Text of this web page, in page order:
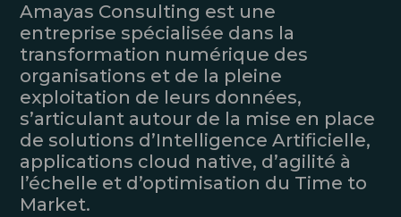
Amayas Consulting est une
entreprise spécialisée dans la
transformation numérique des
organisations et de la pleine
exploitation de leurs données,
s’articulant autour de la mise en place
de solutions d’Intelligence Artificielle,
applications cloud native, d’agilité à
l’échelle et d’optimisation du Time to
Market.